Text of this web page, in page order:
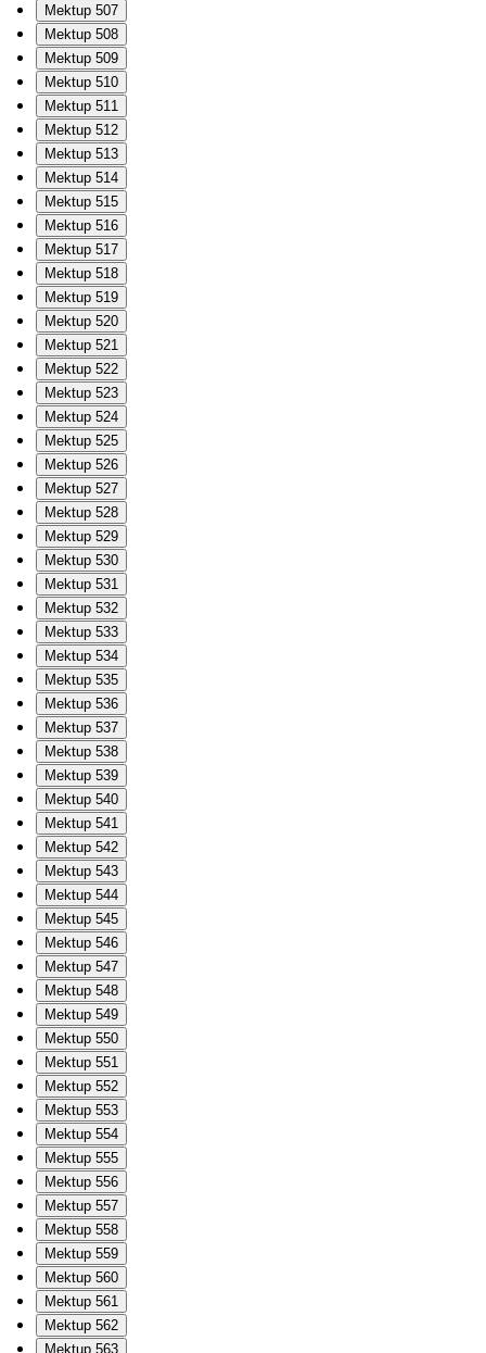
Mektup 507
Mektup 508
Mektup 509
Mektup 510
Mektup 511
Mektup 512
Mektup 513
Mektup 514
Mektup 515
Mektup 516
Mektup 517
Mektup 518
Mektup 519
Mektup 520
Mektup 521
Mektup 522
Mektup 523
Mektup 524
Mektup 525
Mektup 526
Mektup 527
Mektup 528
Mektup 529
Mektup 530
Mektup 531
Mektup 532
Mektup 533
Mektup 534
Mektup 535
Mektup 536
Mektup 537
Mektup 538
Mektup 539
Mektup 540
Mektup 541
Mektup 542
Mektup 543
Mektup 544
Mektup 545
Mektup 546
Mektup 547
Mektup 548
Mektup 549
Mektup 550
Mektup 551
Mektup 552
Mektup 553
Mektup 554
Mektup 555
Mektup 556
Mektup 557
Mektup 558
Mektup 559
Mektup 560
Mektup 561
Mektup 562
Mektup 563